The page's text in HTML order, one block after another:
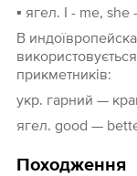
▪ ягел. I - me, she
В
прикметників:
укр. гарний —
ягел. good —
Походження